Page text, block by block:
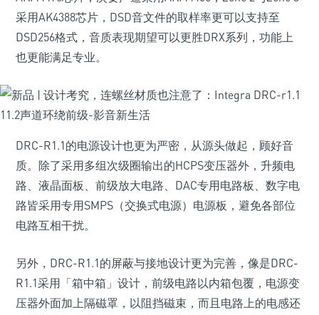
采用AK4388芯片，DSD音文件的取样率更可以支持至
DSD256格式，音质表现期望可以更胜DRX系列，功能上
也更能满足专业。
DRC-R1.1的电源设计也更为严密，从源头做起，顾好音
质。除了采用多组次级圈输出的HCPS变压器外，升频电
路、液晶面板、前级放大电路、DAC专用电路板、数字电
路皆采用专用SMPS（交换式电源）电源板，避免各部位
电路互相干扰。
另外，DRC-R1.1的屏蔽与接地设计更为完善，像是DRC-
R1.1采用「箱中箱」设计，前级电路以内箱包覆，电源变
压器外面加上隔磁罩，以阻挡磁束，而且电路上的电感还